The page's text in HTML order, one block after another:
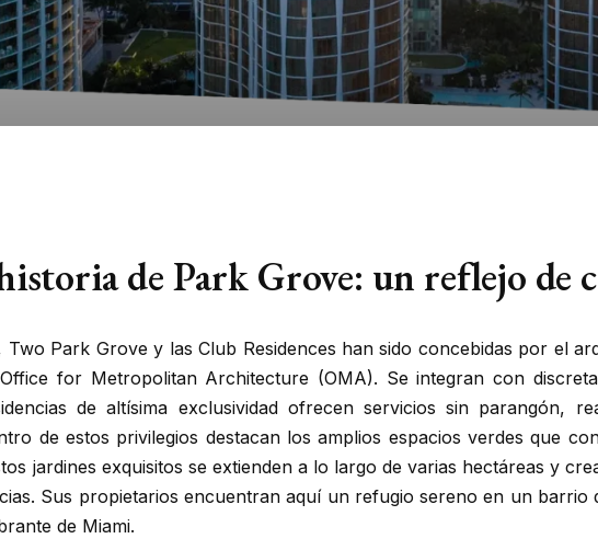
de Park Grove: un reflejo de
Two Park Grove y las Club Residences han sido concebidas por el
for Metropolitan Architecture (OMA). Se integran con
de altísima exclusividad ofrecen servicios sin parangón,
de estos privilegios destacan los amplios espacios verdes que
jardines exquisitos se extienden a lo largo de varias hectáreas y
Sus propietarios encuentran aquí un refugio sereno en un barrio
de Miami.